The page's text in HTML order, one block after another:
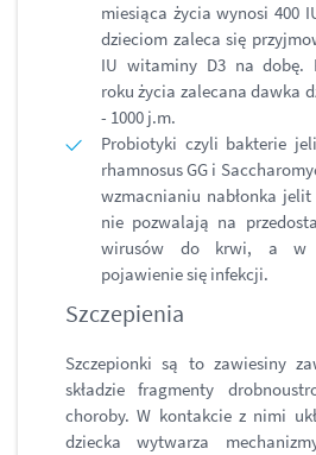
miesiąca życia wynosi 400
dzieciom zaleca się
IU witaminy D3 na dobę.
roku życia zalecana dawka
- 1000 j.m.
Probiotyki czyli bakterie
rhamnosus GG i
wzmacnianiu nabłonka
nie pozwalają na
wirusów do krwi, a w
pojawienie się infekcji.
Szczepienia
Szczepionki są to zawiesiny
składzie fragmenty
choroby. W kontakcie z nimi
dziecka wytwarza